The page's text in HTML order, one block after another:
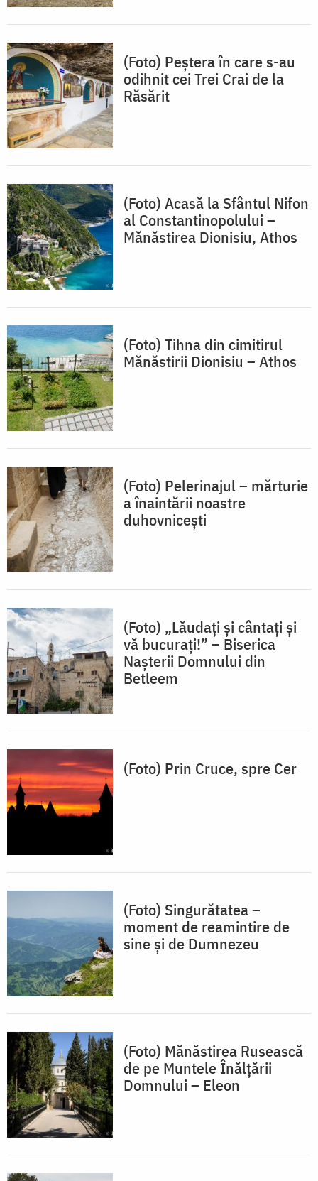
(Foto) Peștera în care s-au
odihnit cei Trei Crai de la
Răsărit
(Foto) Acasă la Sfântul Nifon
al Constantinopolului –
Mănăstirea Dionisiu, Athos
(Foto) Tihna din cimitirul
Mănăstirii Dionisiu – Athos
(Foto) Pelerinajul – mărturie
a înaintării noastre
duhovnicești
(Foto) „Lăudați și cântați și
vă bucurați!” – Biserica
Nașterii Domnului din
Betleem
(Foto) Prin Cruce, spre Cer
(Foto) Singurătatea –
moment de reamintire de
sine și de Dumnezeu
(Foto) Mănăstirea Rusească
de pe Muntele Înălțării
Domnului – Eleon